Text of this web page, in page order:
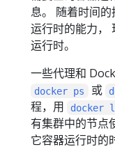
息。 随着时间
运行时的能力，
运行时。
一些代理和
docker ps 或
程，用
docker
有集群中的节点
它容器运行时的